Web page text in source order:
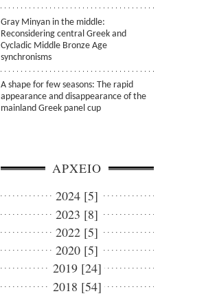
Gray Minyan in the middle:
Reconsidering central Greek and
Cycladic Middle Bronze Age
synchronisms
A shape for few seasons: The rapid
appearance and disappearance of the
mainland Greek panel cup
ΑΡΧΕΙΟ
2024 [5]
2023 [8]
2022 [5]
2020 [5]
2019 [24]
2018 [54]